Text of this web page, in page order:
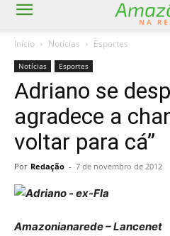
Início Notícias Esportes
Notícias Esportes
Adriano se
agradece a
voltar para cá”
Por Redação - 7 de novembro de 2012
Amazonianarede – Lancenet